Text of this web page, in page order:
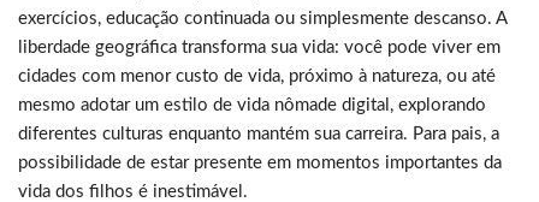
exercícios, educação continuada ou simplesmente descanso. A
liberdade geográfica transforma sua vida: você pode viver em
cidades com menor custo de vida, próximo à natureza, ou até
mesmo adotar um estilo de vida nômade digital, explorando
diferentes culturas enquanto mantém sua carreira. Para pais, a
possibilidade de estar presente em momentos importantes da
vida dos filhos é inestimável.